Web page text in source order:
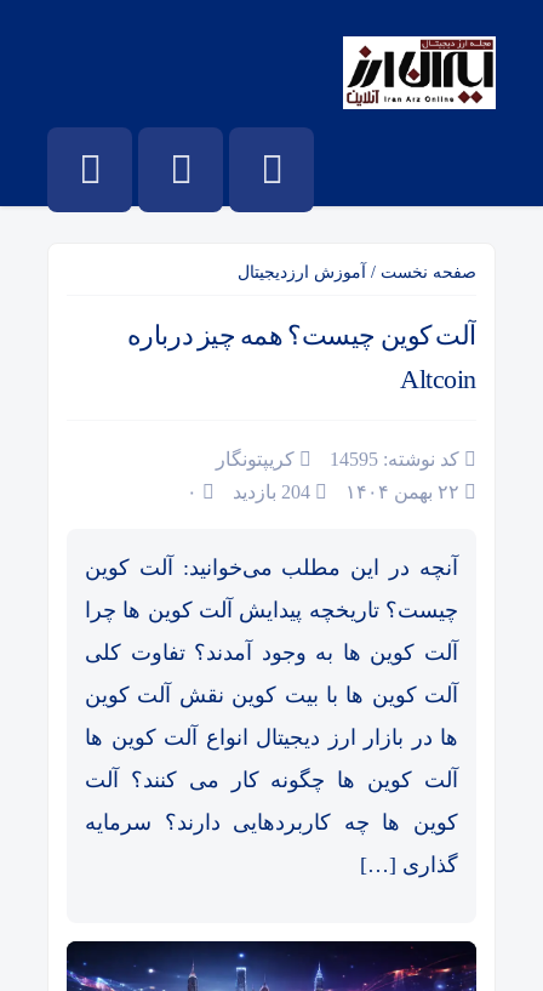
صفحه نخست / آموزش ارزدیجیتال
آلت کوین چیست؟ همه چیز درباره
Altcoin
کد نوشته: 14595
کریپتونگار
۰
آنچه در این مطلب می‌خوانید: آلت کوین
چیست؟ تاریخچه پیدایش آلت کوین ها چرا
آلت کوین ها به وجود آمدند؟ تفاوت کلی
آلت کوین ها با بیت کوین نقش آلت کوین
ها در بازار ارز دیجیتال انواع آلت کوین ها
آلت کوین ها چگونه کار می کنند؟ آلت
کوین ها چه کاربردهایی دارند؟ سرمایه
گذاری […]